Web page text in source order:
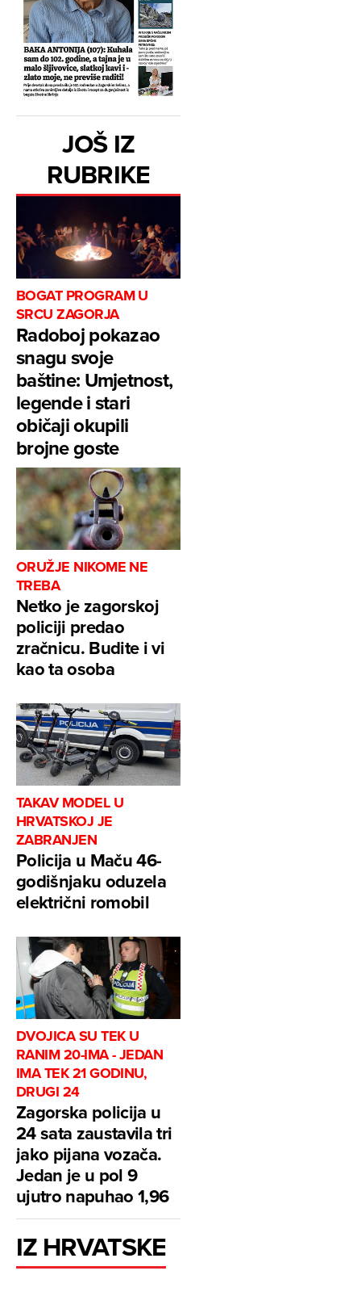
JOŠ IZ
RUBRIKE
BOGAT PROGRAM U
SRCU ZAGORJA
Radoboj pokazao
snagu svoje
baštine: Umjetnost,
legende i stari
običaji okupili
brojne goste
ORUŽJE NIKOME NE
TREBA
Netko je zagorskoj
policiji predao
zračnicu. Budite i vi
kao ta osoba
TAKAV MODEL U
HRVATSKOJ JE
ZABRANJEN
Policija u Maču 46-
godišnjaku oduzela
električni romobil
DVOJICA SU TEK U
RANIM 20-IMA - JEDAN
IMA TEK 21 GODINU,
DRUGI 24
Zagorska policija u
24 sata zaustavila tri
jako pijana vozača.
Jedan je u pol 9
ujutro napuhao 1,96
IZ HRVATSKE